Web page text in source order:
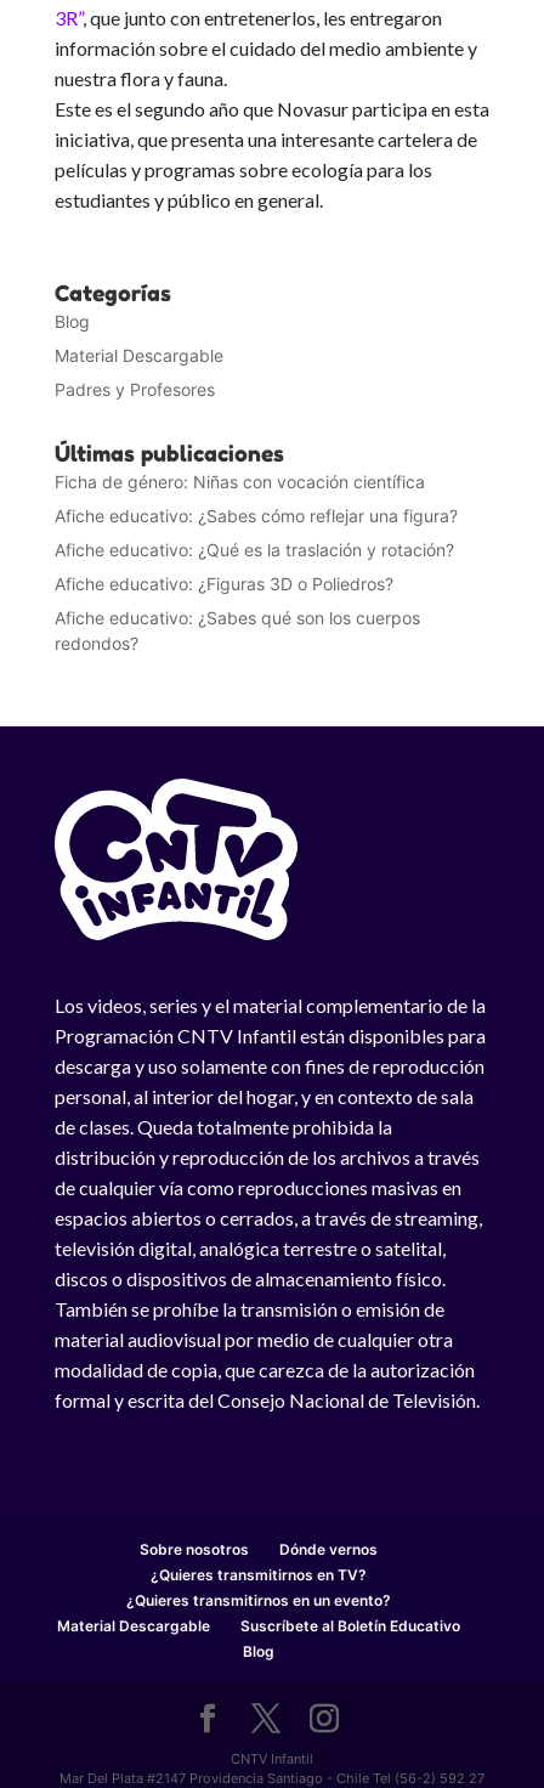
3R”, que junto con entretenerlos, les entregaron
información sobre el cuidado del medio ambiente y
nuestra flora y fauna.
Este es el segundo año que Novasur participa en esta
iniciativa, que presenta una interesante cartelera de
películas y programas sobre ecología para los
estudiantes y público en general.
Categorías
Blog
Material Descargable
Padres y Profesores
Últimas publicaciones
Ficha de género: Niñas con vocación científica
Afiche educativo: ¿Sabes cómo reflejar una figura?
Afiche educativo: ¿Qué es la traslación y rotación?
Afiche educativo: ¿Figuras 3D o Poliedros?
Afiche educativo: ¿Sabes qué son los cuerpos
redondos?
Los videos, series y el material complementario de la
Programación CNTV Infantil están disponibles para
descarga y uso solamente con fines de reproducción
personal, al interior del hogar, y en contexto de sala
de clases. Queda totalmente prohibida la
distribución y reproducción de los archivos a través
de cualquier vía como reproducciones masivas en
espacios abiertos o cerrados, a través de streaming,
televisión digital, analógica terrestre o satelital,
discos o dispositivos de almacenamiento físico.
También se prohíbe la transmisión o emisión de
material audiovisual por medio de cualquier otra
modalidad de copia, que carezca de la autorización
formal y escrita del Consejo Nacional de Televisión.
Sobre nosotros
Dónde vernos
¿Quieres transmitirnos en TV?
¿Quieres transmitirnos en un evento?
Material Descargable
Suscríbete al Boletín Educativo
Blog
CNTV Infantil
Mar Del Plata #2147 Providencia Santiago - Chile Tel (56-2) 592 27